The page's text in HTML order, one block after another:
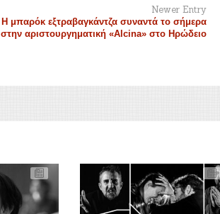
Newer Entry
Η μπαρόκ εξτραβαγκάντζα συναντά το σήμερα
στην αριστουργηματική «Alcina» στο Ηρώδειο